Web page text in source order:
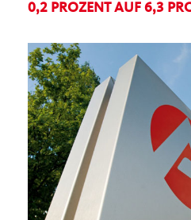
0,2 PROZENT AUF 6,3